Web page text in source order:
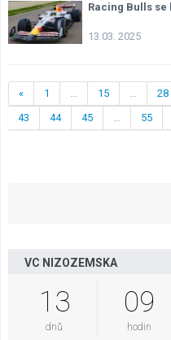
Racing Bulls
13.03. 2025
« 1 … 15 … 28
43
44 45 … 55
VC NIZOZEMSKA
13
dnů
09
hodin